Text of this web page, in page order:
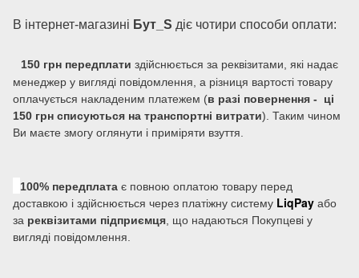
В інтернет-магазині Бут_S діє чотири способи оплати:
150 грн передплати здійснюється за реквізитами, які надає
менеджер у вигляді повідомлення, а різниця вартості товару
оплачується накладеним платежем (в разі повернення - ці
150 грн списуються на транспортні витрати). Таким чином
Ви маєте змогу оглянути і приміряти взуття.
100% передплата є повною оплатою товару перед
доставкою і здійснюється через платіжну систему LiqPay або
за реквізитами підприємця , що надаються Покупцеві у
вигляді повідомлення.